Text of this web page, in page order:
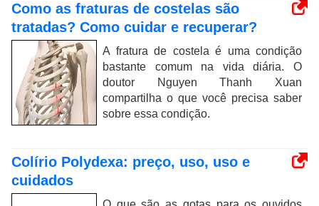
Como as fraturas de costelas são
tratadas? Como cuidar e recuperar?
A fratura de costela é uma condição
bastante comum na vida diária. O
doutor Nguyen Thanh Xuan
compartilha o que você precisa saber
sobre essa condição.
Colírio Polydexa: preço, uso, uso e
cuidados